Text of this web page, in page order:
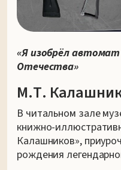
«Я изобрёл
Отечества»
М.Т.
В читальном зале
книжно-
Калашников»,
рождения